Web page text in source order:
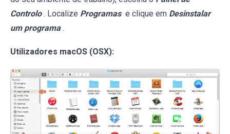
Controlo . Localize Programas e clique em Desinstalar
um programa .
Utilizadores macOS (OSX):